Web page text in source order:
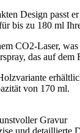
Design passt
bis zu 180 ml
CO2-Laser,
das auf
von 170 ml.
Gravur